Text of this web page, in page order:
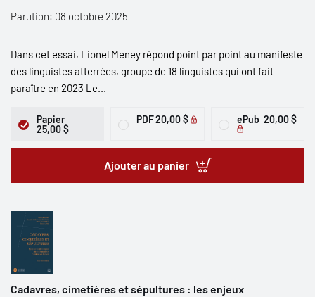
Parution: 08 octobre 2025
Dans cet essai, Lionel Meney répond point par point au manifeste
des linguistes atterrées, groupe de 18 linguistes qui ont fait
paraître en 2023 Le...
Papier
25,00 $
PDF20,00 $ ePub 20,00 $
Ajouter au panier
Cadavres, cimetières et sépultures : les enjeux